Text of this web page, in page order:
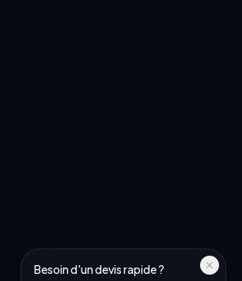
Besoin d'un devis rapide ?